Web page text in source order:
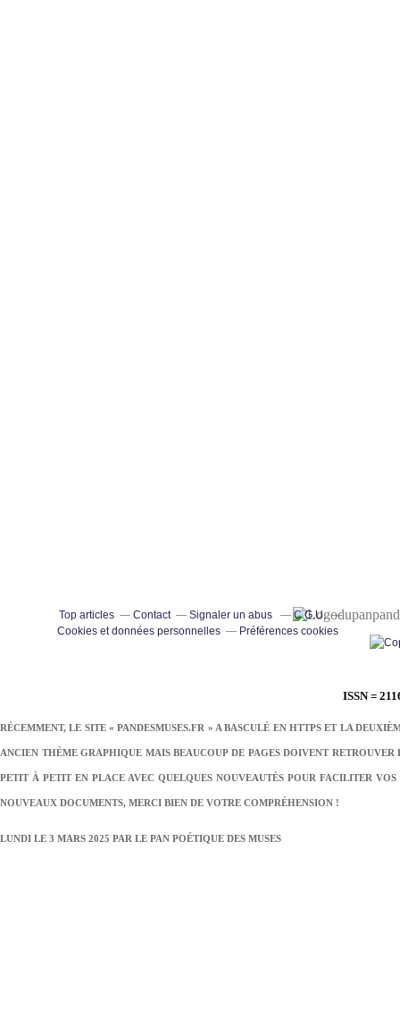
ISSN =
RÉCEMMENT, LE SITE « PANDESMUSES.FR » A BASCULÉ EN HTTPS ET LA
ANCIEN THÈME GRAPHIQUE MAIS BEAUCOUP DE PAGES DOIVENT
PETIT À PETIT EN PLACE AVEC QUELQUES NOUVEAUTÉS POUR FACILITER
NOUVEAUX DOCUMENTS, MERCI BIEN DE VOTRE COMPRÉHENSION !
LUNDI LE 3 MARS 2025 PAR LE PAN POÉTIQUE DES MUSES
Top articles Contact Signaler un abus
C.G.U.
Cookies et données personnelles
Préférences cookies